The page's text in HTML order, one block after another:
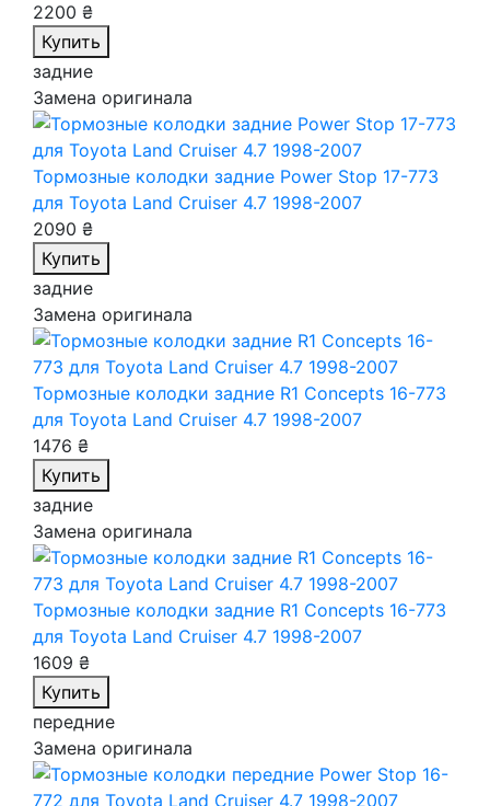
2200 ₴
Купить
задние
Замена оригинала
Тормозные колодки задние Power Stop 17-773
для Toyota Land Cruiser 4.7 1998-2007
2090 ₴
Купить
задние
Замена оригинала
Тормозные колодки задние R1 Concepts 16-773
для Toyota Land Cruiser 4.7 1998-2007
1476 ₴
Купить
задние
Замена оригинала
Тормозные колодки задние R1 Concepts 16-773
для Toyota Land Cruiser 4.7 1998-2007
1609 ₴
Купить
передние
Замена оригинала